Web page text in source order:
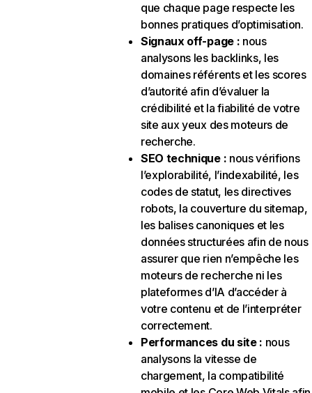
que chaque page respecte les
bonnes pratiques d’optimisation.
Signaux off-page : nous
analysons les backlinks, les
domaines référents et les scores
d’autorité afin d’évaluer la
crédibilité et la fiabilité de votre
site aux yeux des moteurs de
recherche.
SEO technique : nous vérifions
l’explorabilité, l’indexabilité, les
codes de statut, les directives
robots, la couverture du sitemap,
les balises canoniques et les
données structurées afin de nous
assurer que rien n’empêche les
moteurs de recherche ni les
plateformes d’IA d’accéder à
votre contenu et de l’interpréter
correctement.
Performances du site : nous
analysons la vitesse de
chargement, la compatibilité